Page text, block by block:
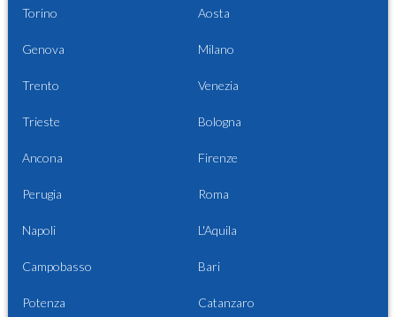
Torino Aosta
Genova Milano
Trento Venezia
Trieste Bologna
Ancona Firenze
Perugia Roma
Napoli L'Aquila
Campobasso Bari
Potenza Catanzaro